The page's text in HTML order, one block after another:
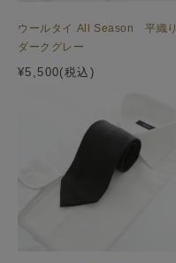
ウールタイ All Season 平織り
ダークグレー
¥5,500(税込)